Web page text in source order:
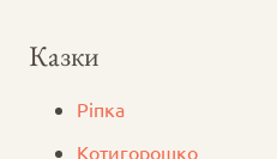
Казки
Ріпка
Котигорошко